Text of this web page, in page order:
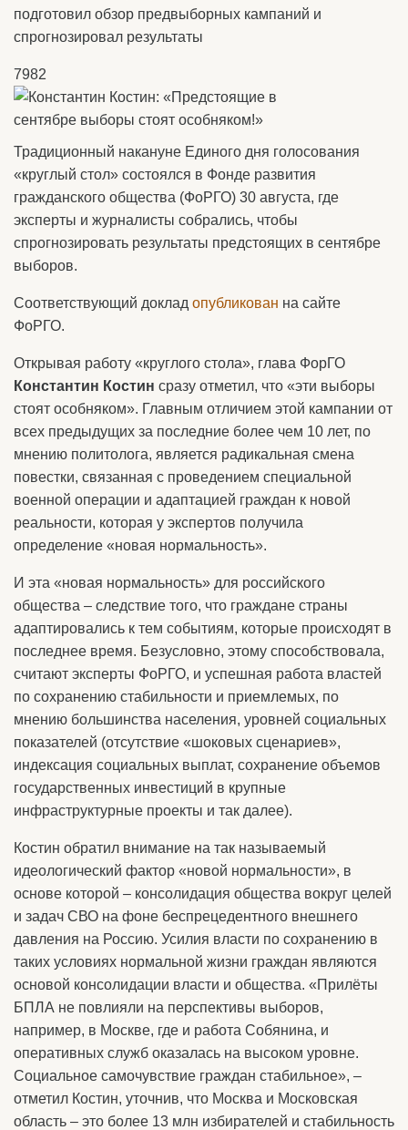
подготовил обзор предвыборных кампаний и
спрогнозировал результаты
7982
Традиционный накануне Единого дня голосования
«круглый стол» состоялся в Фонде развития
гражданского общества (ФоРГО) 30 августа, где
эксперты и журналисты собрались, чтобы
спрогнозировать результаты предстоящих в сентябре
выборов.
Соответствующий доклад опубликован на сайте
ФоРГО.
Открывая работу «круглого стола», глава ФорГО
Константин Костин сразу отметил, что «эти выборы
стоят особняком». Главным отличием этой кампании от
всех предыдущих за последние более чем 10 лет, по
мнению политолога, является радикальная смена
повестки, связанная с проведением специальной
военной операции и адаптацией граждан к новой
реальности, которая у экспертов получила
определение «новая нормальность».
И эта «новая нормальность» для российского
общества – следствие того, что граждане страны
адаптировались к тем событиям, которые происходят в
последнее время. Безусловно, этому способствовала,
считают эксперты ФоРГО, и успешная работа властей
по сохранению стабильности и приемлемых, по
мнению большинства населения, уровней социальных
показателей (отсутствие «шоковых сценариев»,
индексация социальных выплат, сохранение объемов
государственных инвестиций в крупные
инфраструктурные проекты и так далее).
Костин обратил внимание на так называемый
идеологический фактор «новой нормальности», в
основе которой – консолидация общества вокруг целей
и задач СВО на фоне беспрецедентного внешнего
давления на Россию. Усилия власти по сохранению в
таких условиях нормальной жизни граждан являются
основой консолидации власти и общества. «Прилёты
БПЛА не повлияли на перспективы выборов,
например, в Москве, где и работа Собянина, и
оперативных служб оказалась на высоком уровне.
Социальное самочувствие граждан стабильное», –
отметил Костин, уточнив, что Москва и Московская
область – это более 13 млн избирателей и стабильность